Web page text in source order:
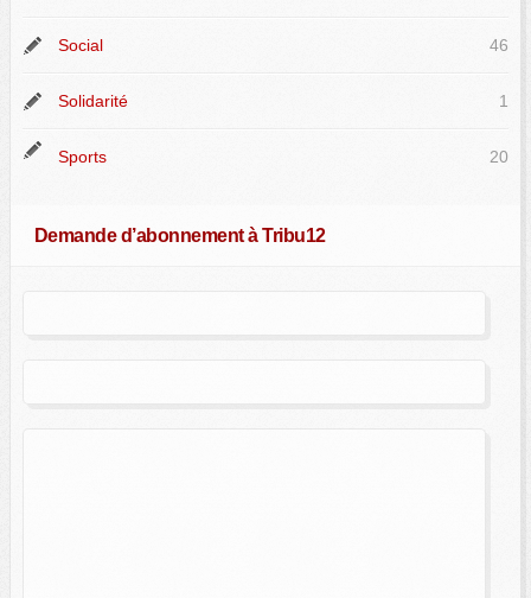
Social 46
Solidarité 1
Sports 20
Demande d’abonnement à Tribu12